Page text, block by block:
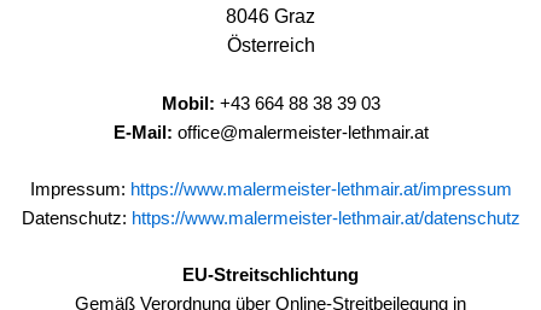
8046 Graz
Österreich
Mobil: +43 664 88 38 39 03
E-Mail: office@malermeister-lethmair.at
Impressum: https://www.malermeister-lethmair.at/impressum
Datenschutz: https://www.malermeister-lethmair.at/datenschutz
EU-Streitschlichtung
Gemäß Verordnung über Online-Streitbeilegung in